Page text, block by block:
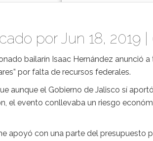
por Jun 18, 2019 |
bailarín Isaac Hernández anunció
por falta de recursos federales.
aunque el Gobierno de Jalisco sí
el evento conllevaba un riesgo
apoyó con una parte del